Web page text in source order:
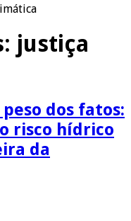
justiça
dos fatos:
risco hídrico
da